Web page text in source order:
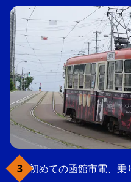
初めての函館市電、乗